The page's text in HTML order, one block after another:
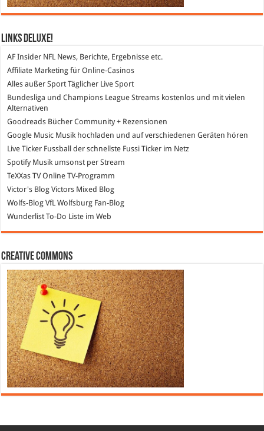
Links DeLuXe!
AF Insider NFL News, Berichte, Ergebnisse etc.
Affiliate Marketing für Online-Casinos
Alles außer SportTäglicher Live Sport
Bundesliga und Champions League Streams kostenlos und mit vielen
Alternativen
Goodreads Bücher Community + Rezensionen
Google Music Musik hochladen und auf verschiedenen Geräten hören
Live Ticker Fussball
der schnellste Fussi Ticker im Netz
SpotifyMusik umsonst per Stream
TeXXas TVOnline TV-Programm
Victor's Blog Victors Mixed Blog
Wolfs-Blog VfL Wolfsburg Fan-Blog
WunderlistTo-Do Liste im Web
Creative Commons